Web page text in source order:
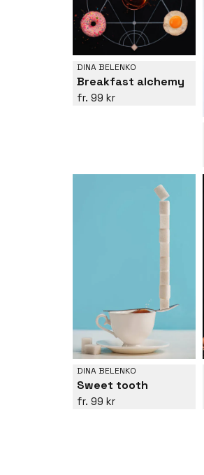
DINA BELENKO
Breakfast alchemy
99 kr
DINA BELENKO
Sweet tooth
99 kr